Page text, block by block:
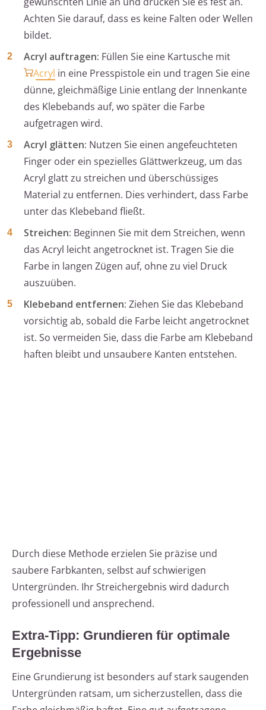
Achten Sie darauf, dass es keine Falten oder Wellen
bildet.
Acryl auftragen: Füllen Sie eine Kartusche mit
Acryl in eine Presspistole ein und tragen Sie eine
dünne, gleichmäßige Linie entlang der Innenkante
des Klebebands auf, wo später die Farbe
aufgetragen wird.
Acryl glätten: Nutzen Sie einen angefeuchteten
Finger oder ein spezielles Glättwerkzeug, um das
Acryl glatt zu streichen und überschüssiges
Material zu entfernen. Dies verhindert, dass Farbe
unter das Klebeband fließt.
Streichen: Beginnen Sie mit dem Streichen, wenn
das Acryl leicht angetrocknet ist. Tragen Sie die
Farbe in langen Zügen auf, ohne zu viel Druck
auszuüben.
Klebeband entfernen: Ziehen Sie das Klebeband
vorsichtig ab, sobald die Farbe leicht angetrocknet
ist. So vermeiden Sie, dass die Farbe am Klebeband
haften bleibt und unsaubere Kanten entstehen.
Durch diese Methode erzielen Sie präzise und
saubere Farbkanten, selbst auf schwierigen
Untergründen. Ihr Streichergebnis wird dadurch
professionell und ansprechend.
Extra-Tipp: Grundieren für optimale
Ergebnisse
Eine Grundierung ist besonders auf stark saugenden
Untergründen ratsam, um sicherzustellen, dass die